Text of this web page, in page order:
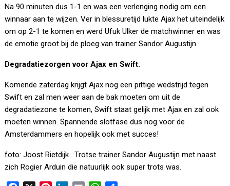
Na 90 minuten dus 1-1 en was een verlenging nodig om een
winnaar aan te wijzen. Ver in blessuretijd lukte Ajax het uiteindelijk
om op 2-1 te komen en werd Ufuk Ulker de matchwinner en was
de emotie groot bij de ploeg van trainer Sandor Augustijn.
Degradatiezorgen voor Ajax en Swift.
Komende zaterdag krijgt Ajax nog een pittige wedstrijd tegen
Swift en zal men weer aan de bak moeten om uit de
degradatiezone te komen, Swift staat gelijk met Ajax en zal ook
moeten winnen. Spannende slotfase dus nog voor de
Amsterdammers en hopelijk ook met succes!
foto: Joost Rietdijk. Trotse trainer Sandor Augustijn met naast
zich Rogier Arduin die natuurlijk ook super trots was.